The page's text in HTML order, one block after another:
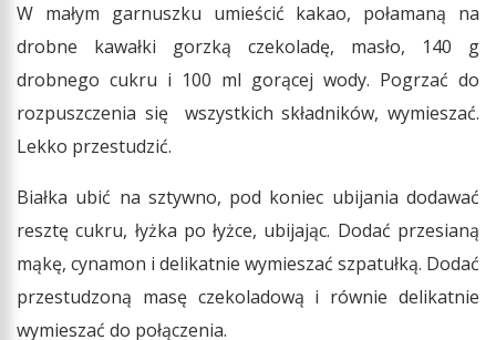
W małym garnuszku umieścić kakao, połamaną na
drobne kawałki gorzką czekoladę, masło, 140 g
drobnego cukru i 100 ml gorącej wody. Pogrzać do
rozpuszczenia się wszystkich składników, wymieszać.
Lekko przestudzić.
Białka ubić na sztywno, pod koniec ubijania dodawać
resztę cukru, łyżka po łyżce, ubijając. Dodać przesianą
mąkę, cynamon i delikatnie wymieszać szpatułką. Dodać
przestudzoną masę czekoladową i równie delikatnie
wymieszać do połączenia.